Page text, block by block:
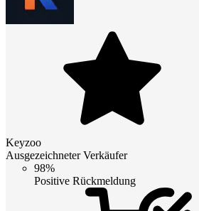
Keyzoo
Ausgezeichneter Verkäufer
98%
Positive Rückmeldung